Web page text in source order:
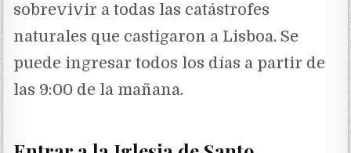
sobrevivir a todas las catástrofes
naturales que castigaron a Lisboa. Se
puede ingresar todos los días a partir de
las 9:00 de la mañana.